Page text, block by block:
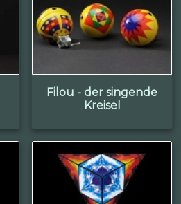
Filou - der singende
Kreisel